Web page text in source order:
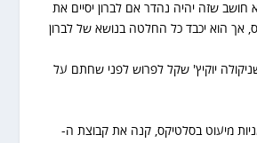
חושב שזה יהיה נהדר אם לברון יסיים את
אך הוא יכבד כל החלטה בנושא של לברון
יוקיץ' שקל לפרוש לפני שחתם על
מיעוט בסלטיקס, קנה את קבוצת ה-